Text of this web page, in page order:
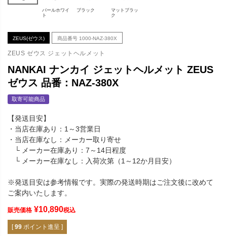
パールホワイ
ト
ブラック
マットブラッ
ク
ZEUS(ゼウス) 商品番号 1000-NAZ-380X
ZEUS ゼウス ジェットヘルメット
NANKAI ナンカイ ジェットヘルメット ZEUS
ゼウス 品番：NAZ-380X
取寄可能商品
【発送目安】
・当店在庫あり：1～3営業日
・当店在庫なし：メーカー取り寄せ
└ メーカー在庫あり：7～14日程度
└ メーカー在庫なし：入荷次第（1～12か月目安）
※発送目安は参考情報です。実際の発送時期はご注文後に改めて
ご案内いたします。
販売価格 ¥10,890税込
[ 99 ポイント進呈 ]